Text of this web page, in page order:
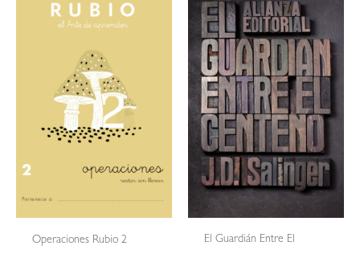
Operaciones Rubio 2
El Guardián Entre El